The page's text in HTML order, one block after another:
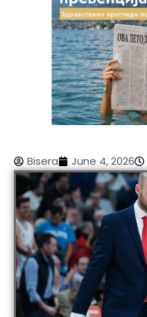
Bisera June 4, 2026